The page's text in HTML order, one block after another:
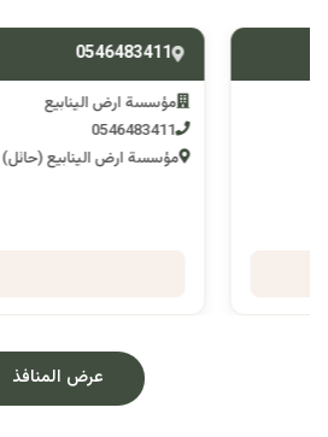
0546483411
مؤسسة ارض الينابيع
مؤسسة ارض الينابيع (حائل)
عرض المنافذ